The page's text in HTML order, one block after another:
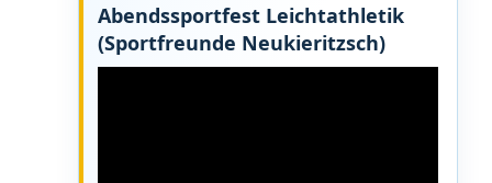
Abendssportfest Leichtathletik
(Sportfreunde Neukieritzsch)